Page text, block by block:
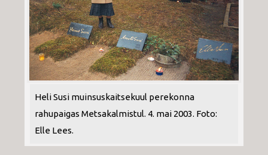
Heli Susi muinsuskaitsekuul perekonna
rahupaigas Metsakalmistul. 4. mai 2003. Foto:
Elle Lees.